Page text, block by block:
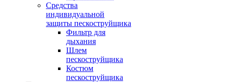
Средства
индивидуальной
защиты пескоструйщика
Фильтр для
дыхания
Шлем
пескоструйщика
Костюм
пескоструйщика